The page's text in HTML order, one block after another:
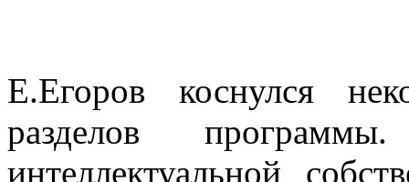
Е.Егоров коснулся
разделов
интеллектуальной